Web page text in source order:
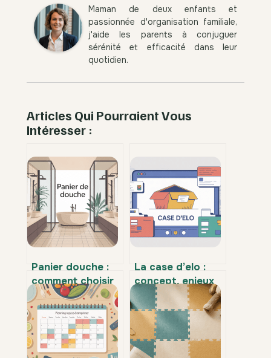
Maman de deux enfants et
passionnée d'organisation familiale,
j'aide les parents à conjuguer
sérénité et efficacité dans leur
quotidien.
Articles Qui Pourraient Vous
Intéresser :
Panier douche :
comment choisir
et installer le
modèle idéal chez
vous
La case d’elo :
concept, enjeux
et applications
concrètes